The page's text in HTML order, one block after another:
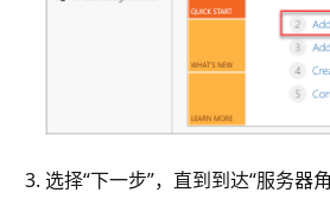
选择“下一步”，直到到达“服务器角